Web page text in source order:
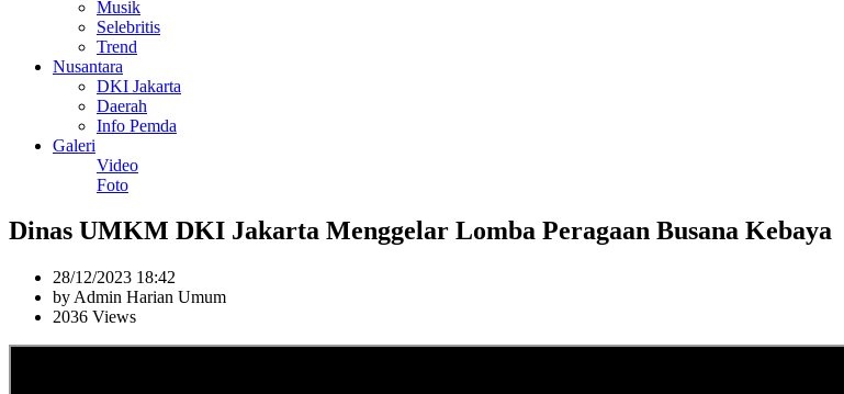
Musik
Selebritis
Trend
Nusantara
DKI Jakarta
Daerah
Info Pemda
Galeri
Video
Foto
Dinas UMKM DKI Jakarta Menggelar Lomba Peragaan Busana Kebaya
28/12/2023 18:42
by Admin Harian Umum
2036 Views